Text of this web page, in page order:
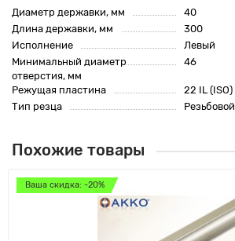
Диаметр державки, мм
40
Длина державки, мм
300
Исполнение
Левый
Минимальный диаметр
отверстия, мм
46
Режущая пластина
22 IL (ISO)
Тип резца
Резьбовой
Похожие товары
Ваша скидка: -20%